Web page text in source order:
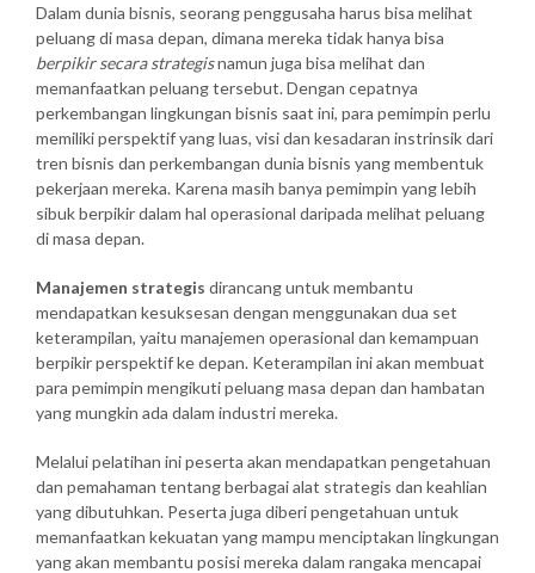
Dalam dunia bisnis, seorang penggusaha harus bisa melihat
peluang di masa depan, dimana mereka tidak hanya bisa
berpikir secara strategisnamun juga bisa melihat dan
memanfaatkan peluang tersebut. Dengan cepatnya
perkembangan lingkungan bisnis saat ini, para pemimpin perlu
memiliki perspektif yang luas, visi dan kesadaran instrinsik dari
tren bisnis dan perkembangan dunia bisnis yang membentuk
pekerjaan mereka. Karena masih banya pemimpin yang lebih
sibuk berpikir dalam hal operasional daripada melihat peluang
di masa depan.
Manajemen strategis dirancang untuk membantu
mendapatkan kesuksesan dengan menggunakan dua set
keterampilan, yaitu manajemen operasional dan kemampuan
berpikir perspektif ke depan. Keterampilan ini akan membuat
para pemimpin mengikuti peluang masa depan dan hambatan
yang mungkin ada dalam industri mereka.
Melalui pelatihan ini peserta akan mendapatkan pengetahuan
dan pemahaman tentang berbagai alat strategis dan keahlian
yang dibutuhkan. Peserta juga diberi pengetahuan untuk
memanfaatkan kekuatan yang mampu menciptakan lingkungan
yang akan membantu posisi mereka dalam rangaka mencapai